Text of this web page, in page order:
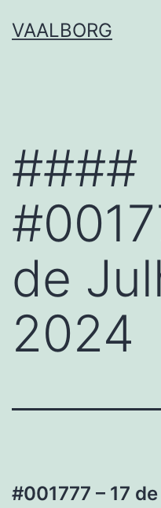
toVAALBORG
####
de
2024
#001777 – 17